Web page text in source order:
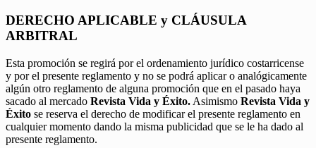
DERECHO APLICABLE y CLÁUSULA
ARBITRAL
Esta promoción se regirá por el ordenamiento jurídico costarricense
y por el presente reglamento y no se podrá aplicar o analógicamente
algún otro reglamento de alguna promoción que en el pasado haya
sacado al mercado Revista Vida y Éxito. Asimismo Revista Vida y
Éxito se reserva el derecho de modificar el presente reglamento en
cualquier momento dando la misma publicidad que se le ha dado al
presente reglamento.